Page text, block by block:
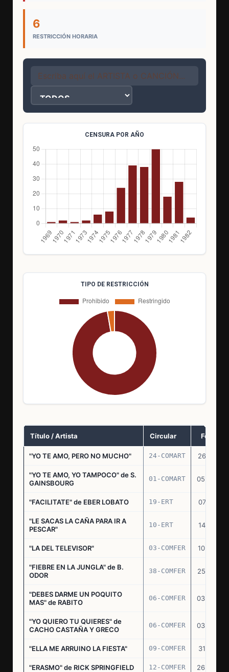
6
RESTRICCIÓN HORARIA
CENSURA POR AÑO
TIPO DE RESTRICCIÓN
Título / Artista Circular Fecha
"YO TE AMO, PERO NO MUCHO" 24-COMART 26.11.69
"YO TE AMO, YO TAMPOCO" de S.
GAINSBOURG
01-COMART 05.02.70
"FACILITATE" de EBER LOBATO 19-ERT 07.10.70
"LE SACAS LA CAÑA PARA IR A
PESCAR"
10-ERT 14.07.71
"LA DEL TELEVISOR" 03-COMFER 10.01.73
"FIEBRE EN LA JUNGLA" de B.
ODOR
38-COMFER 25.10.73
"DEBES DARME UN POQUITO
MAS" de RABITO
06-COMFER 03.05.74
"YO QUIERO TU QUIERES" de
CACHO CASTAÑA Y GRECO
06-COMFER 03.05.74
"ELLA ME ARRUINO LA FIESTA" 09-COMFER 31.07.74
"ERASMO" de RICK SPRINGFIELD 12-COMFER 26.09.74